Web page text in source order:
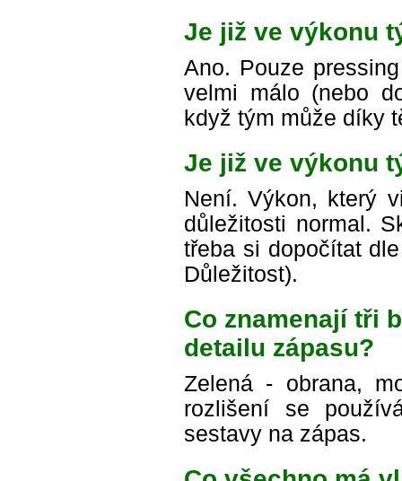
Je již ve výkonu
Ano. Pouze
velmi málo (nebo
když tým může díky
Je již ve výkonu
Není. Výkon, který
důležitosti normal.
třeba si dopočítat
Důležitost).
Co znamenají tři
detailu zápasu?
Zelená - obrana,
rozlišení se
sestavy na zápas.